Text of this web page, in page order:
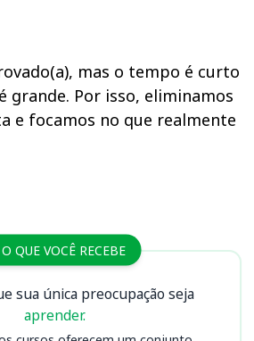
mas o tempo é curto
grande. Por isso, eliminamos
e focamos no que realmente
O QUE VOCÊ RECEBE
sua única preocupação seja
aprender.